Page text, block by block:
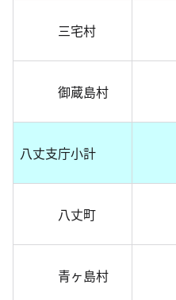
三宅村
御蔵島村
八丈支庁小計
八丈町
青ヶ島村